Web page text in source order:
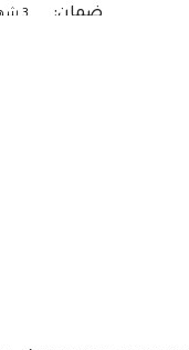
ضمان 3 شهور